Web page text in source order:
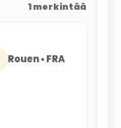
1 merkintää
Rouen • FRA